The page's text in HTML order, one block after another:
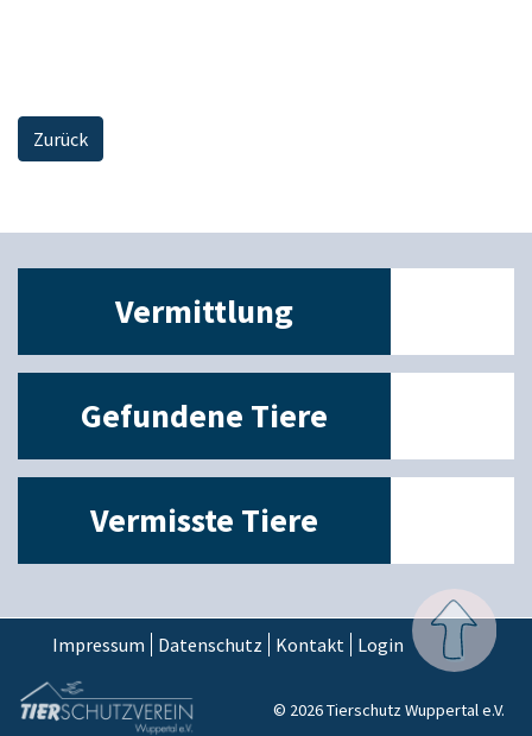
Zurück
Vermittlung
Gefundene Tiere
Vermisste Tiere
© 2026 Tierschutz Wuppertal e.V.
Impressum Datenschutz Kontakt Login